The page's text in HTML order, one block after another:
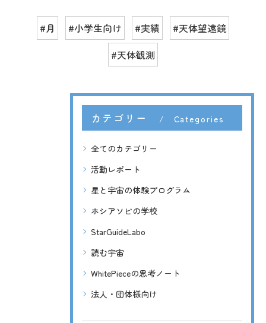
#月 #小学生向け #実績
#天体望遠鏡
#天体観測
カテゴリー Categories
全てのカテゴリー
活動レポート
星と宇宙の体験プログラム
ホシアソビの学校
StarGuideLabo
読む宇宙
WhitePieceの思考ノート
法人・団体様向け